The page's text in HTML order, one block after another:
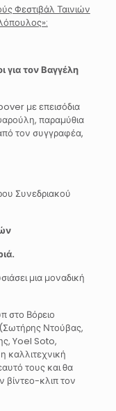
Φεστιβάλ Ταινιών
για τον Βαγγέλη
με επεισόδια
παραμύθια
τον συγγραφέα,
Συνεδριακού
μια μοναδική
στο Βόρειο
Ντούβας,
Yoel Soto,
καλλιτεχνική
τους και θα
βίντεο-κλιπ τον